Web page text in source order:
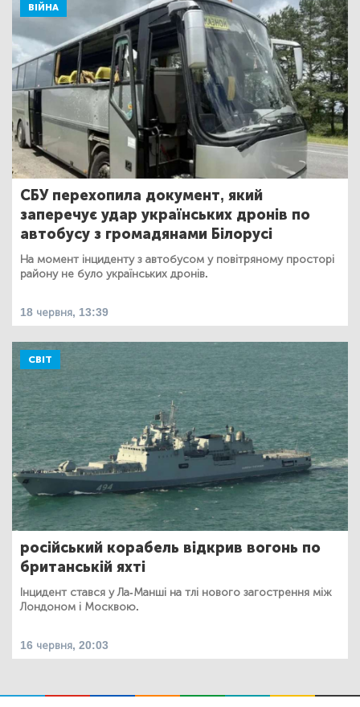
ВІЙНА
СБУ перехопила документ, який
заперечує удар українських дронів по
автобусу з громадянами Білорусі
На момент інциденту з автобусом у повітряному просторі
району не було українських дронів.
18 червня, 13:39
СВІТ
російський корабель відкрив вогонь по
британській яхті
Інцидент стався у Ла-Манші на тлі нового загострення між
Лондоном і Москвою.
16 червня, 20:03